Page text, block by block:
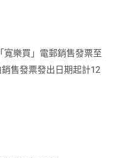
寬樂買」電郵銷售發票至
售發票發出日期起計12